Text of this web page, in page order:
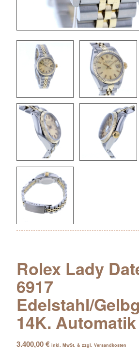
Rolex Lady
6917
Edelstahl/
14K. Automatik
3.400,00€ inkl. MwSt. & zzgl. Versandkosten